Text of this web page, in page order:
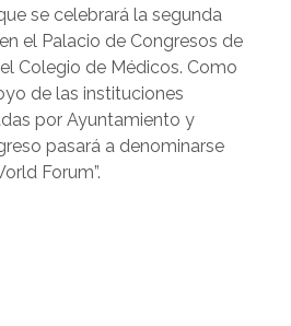
se celebrará la segunda
el Palacio de Congresos de
Colegio de Médicos. Como
de las instituciones
por Ayuntamiento y
pasará a denominarse
Forum”.